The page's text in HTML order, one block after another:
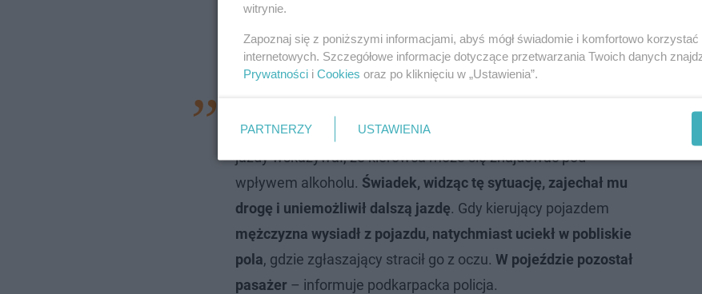
przez miejscowość Klęczany, zauważył samochód, którego tor
jazdy wskazywał, że kierowca może się znajdować pod
wpływem alkoholu. Świadek, widząc tę sytuację, zajechał mu
drogę i uniemożliwił dalszą jazdę. Gdy kierujący pojazdem
mężczyzna wysiadł z pojazdu, natychmiast uciekł w pobliskie
pola, gdzie zgłaszający stracił go z oczu. W pojeździe pozostał
pasażer – informuje podkarpacka policja.
witrynie.
Zapoznaj się z poniższymi informacjami, abyś mógł świadomie i komfortowo
internetowych. Szczegółowe informacje dotyczące przetwarzania Twoich danych
Prywatności i Cookies oraz po kliknięciu w „Ustawienia”.
PARTNERZY USTAWIENIA